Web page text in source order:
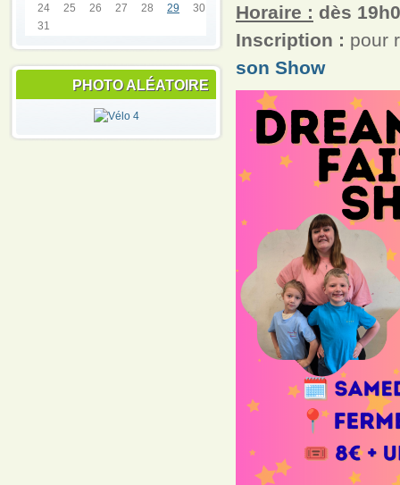
24
25 26 27 28 29
30
31
PHOTO ALÉATOIRE
Horaire : dès
Inscription : pour
son Show